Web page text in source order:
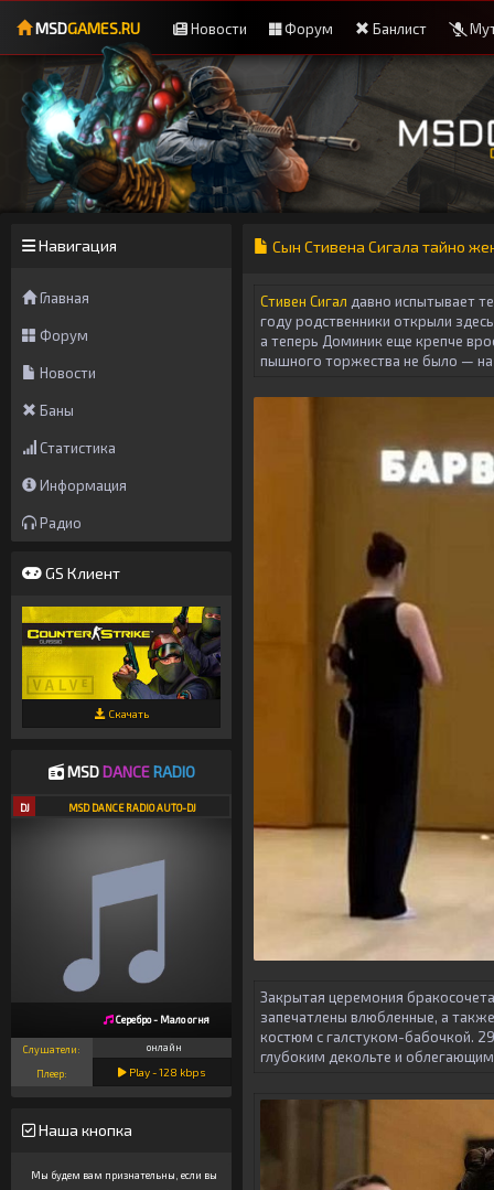
MSDGAMES.RU Новости Форум Банлист
Навигация
Главная
Форум
Новости
Баны
Статистика
Информация
Радио
GS Клиент
Скачать
MSDDANCE RADIO
DJ MSD DANCE RADIO AUTO-DJ
Серебро - Мало огня
Слушатели: онлайн
Плеер: Play -128 kbps
Наша кнопка
Мы будем вам признательны, если вы
Сын Стивена Сигала тайно
Стивен Сигал давно испытывает
году родственники открыли
а теперь Доминик еще крепче
пышного торжества не было — на
Закрытая церемония
запечатлены влюбленные, а
костюм с галстуком-бабочкой.
глубоким декольте и